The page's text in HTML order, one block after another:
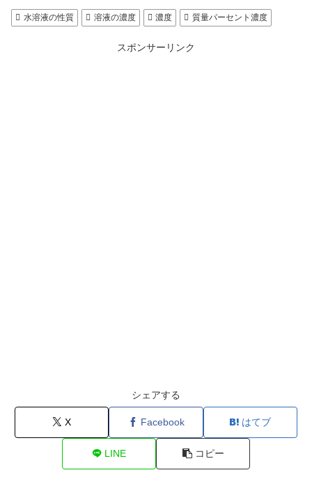
水溶液の性質 溶液の濃度 濃度 質量パーセント濃度
スポンサーリンク
シェアする
X Facebook はてブ
LINE コピー